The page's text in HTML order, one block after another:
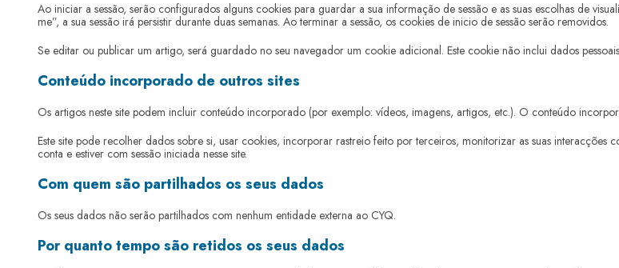
Ao iniciar a sessão, serão configurados alguns cookies para guardar a sua informação de sessão e as suas escolhas de
me”, a sua sessão irá persistir durante duas semanas. Ao terminar a sessão, os cookies de inicio de sessão serão removidos.
Se editar ou publicar um artigo, será guardado no seu navegador um cookie adicional. Este cookie não inclui dados
Conteúdo incorporado de outros sites
Os artigos neste site podem incluir conteúdo incorporado (por exemplo: vídeos, imagens, artigos, etc.). O conteúdo
Este site pode recolher dados sobre si, usar cookies, incorporar rastreio feito por terceiros, monitorizar as suas
conta e estiver com sessão iniciada nesse site.
Com quem são partilhados os seus dados
Os seus dados não serão partilhados com nenhum entidade externa ao CYQ.
Por quanto tempo são retidos os seus dados